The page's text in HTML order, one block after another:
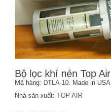
Bộ lọc khí nén Top Air
Mã hàng: DTLA-10. Made in USA
Nhà sản xuất: TOP AIR